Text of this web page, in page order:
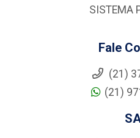
SISTEMA
Fale
(21)
(21)